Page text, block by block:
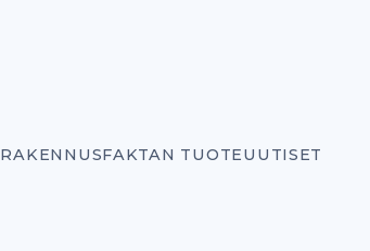
RAKENNUSFAKTAN TUOTEUUTISET